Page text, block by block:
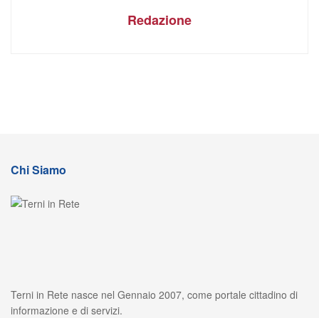
Redazione
Chi Siamo
Terni in Rete nasce nel Gennaio 2007, come portale cittadino di
informazione e di servizi.